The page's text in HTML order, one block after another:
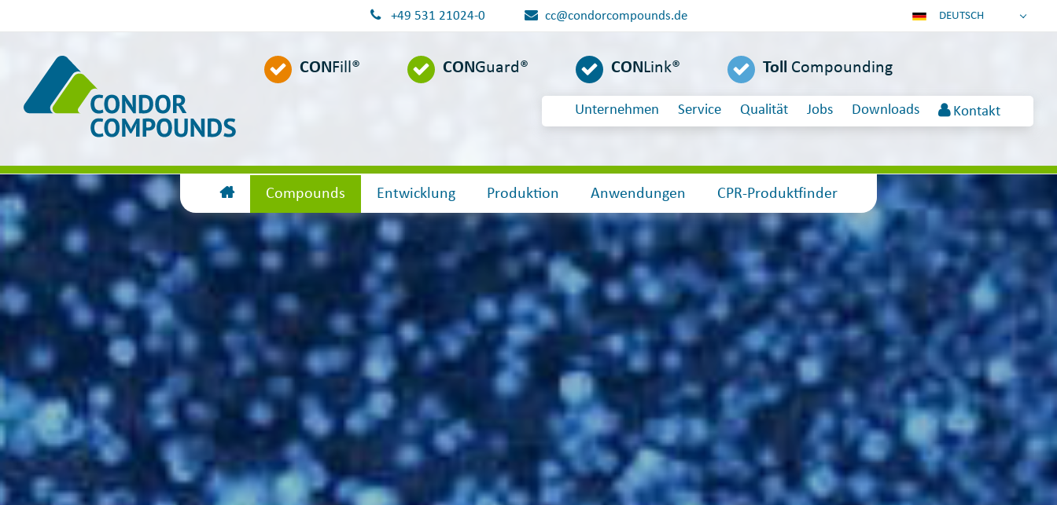
+49 531 21024-0 cc@condorcompounds.de DEUTSCH
FRANÇAIS
日本語
中文
ČEŠTINA
PORTUGUÊS
РУССКИЙ
TÜRKÇE
فارسی
NEDERLANDS
ROMÂNESC
SUOMALAINEN
SLOVENSKÁ
DANSK
CONFill® CONGuard® CONLink® Toll Compounding
Unternehmen Service Qualität Jobs Downloads Kontakt
Compounds Entwicklung Produktion Anwendungen CPR-Produktfinder